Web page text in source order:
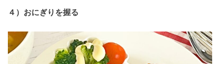
４）おにぎりを握る